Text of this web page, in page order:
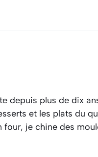
depuis plus de dix
et les plats du
je chine des